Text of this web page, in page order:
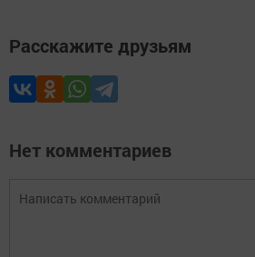
Расскажите друзьям
Нет комментариев